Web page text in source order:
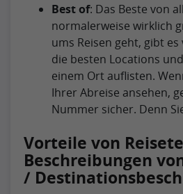
Best of: Das Beste von
normalerweise wirklich
ums Reisen geht, gibt es
die besten Locations
einem Ort auflisten.
Ihrer Abreise ansehen,
Nummer sicher. Denn
Vorteile von
Beschreibungen
/